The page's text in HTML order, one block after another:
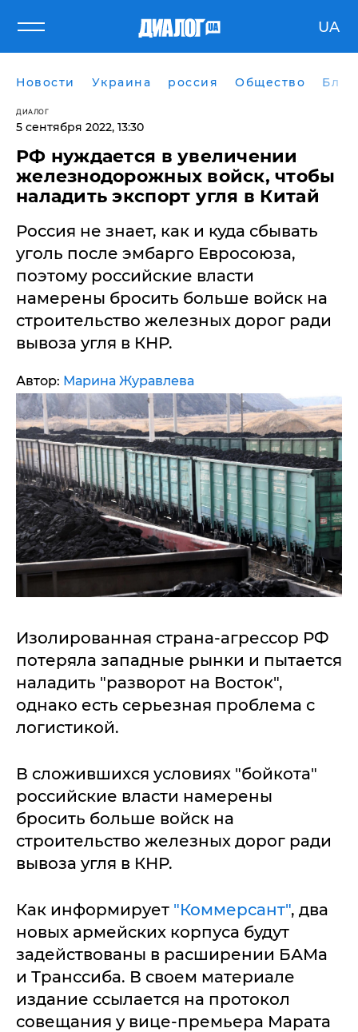
UA
Новости Украина россия Общество
ДИАЛОГ
5 сентября 2022, 13:30
​РФ нуждается в увеличении
железнодорожных войск, чтобы
наладить экспорт угля в Китай
Россия не знает, как и куда сбывать
уголь после эмбарго Евросоюза,
поэтому российские власти
намерены бросить больше войск на
строительство железных дорог ради
вывоза угля в КНР.
Автор: Марина Журавлева
Изолированная страна-агрессор РФ
потеряла западные рынки и пытается
наладить "разворот на Восток",
однако есть серьезная проблема с
логистикой.
В сложившихся условиях "бойкота"
российские власти намерены
бросить больше войск на
строительство железных дорог ради
вывоза угля в КНР.
Как информирует "Коммерсант", два
новых армейских корпуса будут
задействованы в расширении БАМа
и Транссиба. В своем материале
издание ссылается на протокол
совещания у вице-премьера Марата